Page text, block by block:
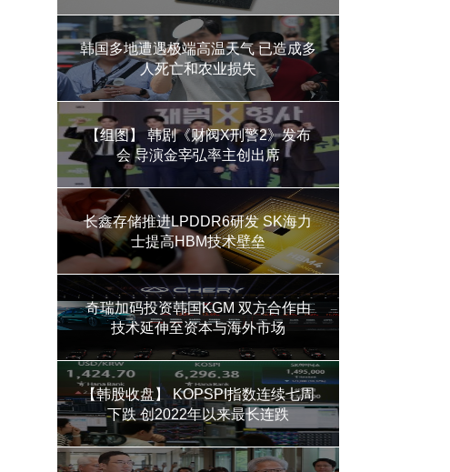
韩国多地遭遇极端高温天气 已造成多
人死亡和农业损失
【组图】 韩剧《财阀X刑警2》发布
会 导演金宰弘率主创出席
长鑫存储推进LPDDR6研发 SK海力
士提高HBM技术壁垒
奇瑞加码投资韩国KGM 双方合作由
技术延伸至资本与海外市场
【韩股收盘】 KOPSPI指数连续七周
下跌 创2022年以来最长连跌